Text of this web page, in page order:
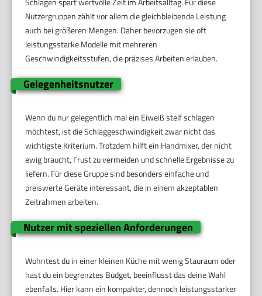
Nutzergruppen zählt vor allem die gleichbleibende Leistung
auch bei größeren Mengen. Daher bevorzugen sie oft
leistungsstarke Modelle mit mehreren
Geschwindigkeitsstufen, die präzises Arbeiten erlauben.
Gelegenheitsnutzer
Wenn du nur gelegentlich mal ein Eiweiß steif schlagen
möchtest, ist die Schlaggeschwindigkeit zwar nicht das
wichtigste Kriterium. Trotzdem hilft ein Handmixer, der nicht
ewig braucht, Frust zu vermeiden und schnelle Ergebnisse zu
liefern. Für diese Gruppe sind besonders einfache und
preiswerte Geräte interessant, die in einem akzeptablen
Zeitrahmen arbeiten.
Nutzer mit speziellen Anforderungen
Wohntest du in einer kleinen Küche mit wenig Stauraum oder
hast du ein begrenztes Budget, beeinflusst das deine Wahl
ebenfalls. Hier kann ein kompakter, dennoch leistungsstarker